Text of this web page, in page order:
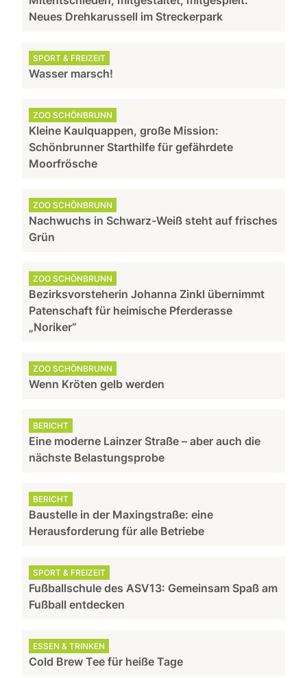
Neues Drehkarussell im Streckerpark
SPORT & FREIZEIT
Wasser marsch!
ZOO SCHÖNBRUNN
Kleine Kaulquappen, große Mission:
Schönbrunner Starthilfe für gefährdete
Moorfrösche
ZOO SCHÖNBRUNN
Nachwuchs in Schwarz-Weiß steht auf frisches
Grün
ZOO SCHÖNBRUNN
Bezirksvorsteherin Johanna Zinkl übernimmt
Patenschaft für heimische Pferderasse
„Noriker“
ZOO SCHÖNBRUNN
Wenn Kröten gelb werden
BERICHT
Eine moderne Lainzer Straße – aber auch die
nächste Belastungsprobe
BERICHT
Baustelle in der Maxingstraße: eine
Herausforderung für alle Betriebe
SPORT & FREIZEIT
Fußballschule des ASV13: Gemeinsam Spaß am
Fußball entdecken
ESSEN & TRINKEN
Cold Brew Tee für heiße Tage